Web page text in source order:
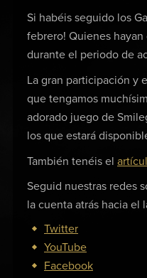
Si habéis seguido los
febrero! Quienes
durante el periodo de
La gran participación y
que tengamos
adorado juego de
los que estará
También tenéis el
Seguid nuestras redes
la cuenta atrás hacia el
Twitter
YouTube
Facebook